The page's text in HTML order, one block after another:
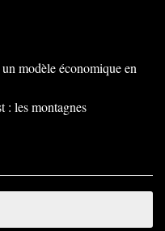
modèle économique en
: les montagnes